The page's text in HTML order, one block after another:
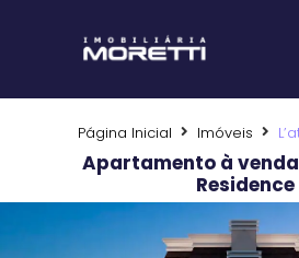
Página Inicial Imóveis
Apartamento à
Residence